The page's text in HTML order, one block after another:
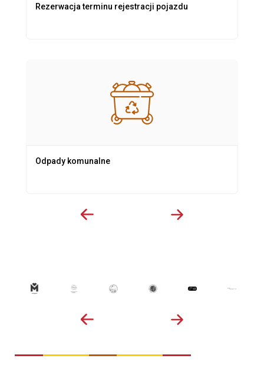
Rezerwacja terminu rejestracji pojazdu
Odpady komunalne